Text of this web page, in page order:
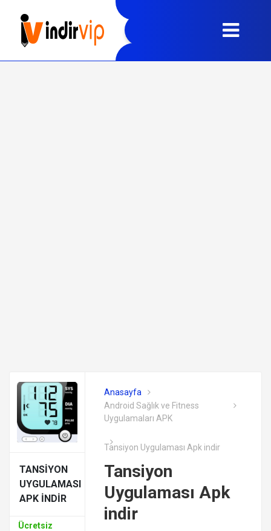
TANSIYON
UYGULAMASI
APK INDIR
Ücretsiz
Anasayfa
Android Sağlık ve Fitness
Uygulamaları APK
Tansiyon Uygulaması Apk indir
Tansiyon
Uygulaması Apk
indir